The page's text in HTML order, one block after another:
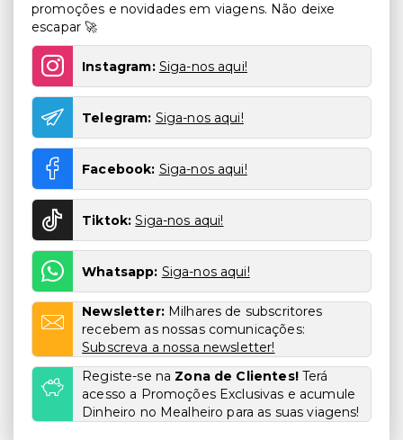
promoções e novidades em viagens. Não deixe
escapar 🚀
Instagram: Siga-nos aqui!
Telegram: Siga-nos aqui!
Facebook: Siga-nos aqui!
Tiktok: Siga-nos aqui!
Whatsapp: Siga-nos aqui!
Newsletter: Milhares de subscritores
recebem as nossas comunicações:
Subscreva a nossa newsletter!
Registe-se na Zona de Clientes!Terá
acesso a Promoções Exclusivas e acumule
Dinheiro no Mealheiro para as suas viagens!